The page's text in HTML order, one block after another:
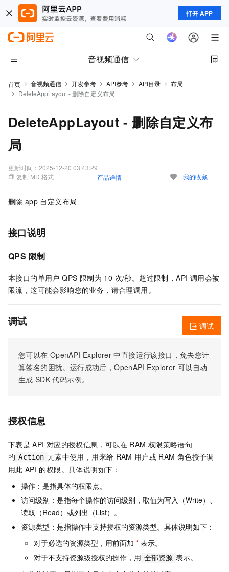
打开 APP
音视频通信
首页 音视频通信 开发参考 API参考 API目录
布局
DeleteAppLayout - 删除自定义布局
DeleteAppLayout - 删除自定义布
局
更新时间： 2025-12-20 03:43:29
复制 MD 格式
产品详情 我的收藏
删除 app 自定义布局
接口说明
QPS 限制
本接口的单用户 QPS 限制为 10 次/秒。超过限制，API 调用会被
限流，这可能会影响您的业务，请合理调用。
调试
您可以在 OpenAPI Explorer 中直接运行该接口，免去您计
算签名的困扰。运行成功后，OpenAPI Explorer 可以自动
生成 SDK 代码示例。
调试
授权信息
下表是 API 对应的授权信息，可以在 RAM 权限策略语句
的 Action 元素中使用，用来给 RAM 用户或 RAM 角色授予调
用此 API 的权限。具体说明如下：
操作：是指具体的权限点。
访问级别：是指每个操作的访问级别，取值为写入（Write）、
读取（Read）或列出（List）。
资源类型：是指操作中支持授权的资源类型。具体说明如下：
对于必选的资源类型，用前面加 * 表示。
对于不支持资源级授权的操作，用 全部资源 表示。